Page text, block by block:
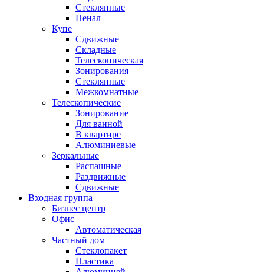
Стеклянные
Пенал
Купе
Сдвижные
Складные
Телескопическая
Зонирования
Стеклянные
Межкомнатные
Телескопические
Зонирование
Для ванной
В квартире
Алюминиевые
Зеркальные
Распашные
Раздвижные
Сдвижные
Входная группа
Бизнес центр
Офис
Автоматическая
Частный дом
Стеклопакет
Пластика